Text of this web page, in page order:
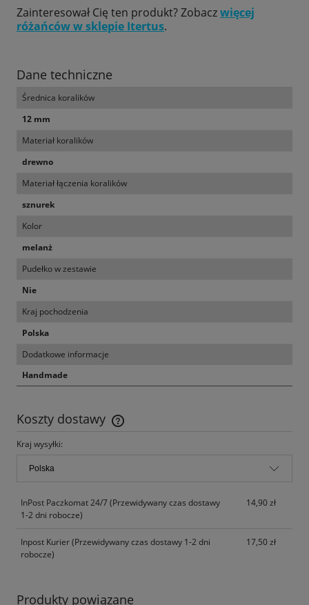
Zainteresował Cię ten produkt? Zobaczwięcej
różańców w sklepie Itertus.
Dane techniczne
Średnica koralików
12 mm
Materiał koralików
drewno
Materiał łączenia koralików
sznurek
Kolor
melanż
Pudełko w zestawie
Nie
Kraj pochodzenia
Polska
Dodatkowe informacje
Handmade
Koszty dostawy
Cena nie zawiera ewentualnych kosztów płatności
Kraj wysyłki:
InPost Paczkomat 24/7(Przewidywany czas dostawy
1-2 dni robocze)
14,90 zł
Inpost Kurier(Przewidywany czas dostawy 1-2 dni
robocze)
17,50 zł
Produkty powiązane